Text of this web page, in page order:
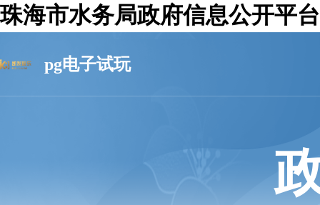
珠海市水务局政府信息公开平
pg电子试玩